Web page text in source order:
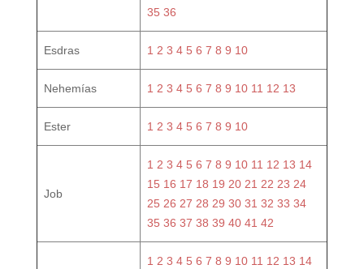
35 36
Esdras 1 2 3 4 5 6 7 8 9 10
Nehemías 1 2 3 4 5 6 7 8 9 10 11 12 13
Ester 1 2 3 4 5 6 7 8 9 10
Job
1 2 3 4 5 6 7 8 9 10 11 12 13 14
15 16 17 18 19 20 21 22 23 24
25 26 27 28 29 30 31 32 33 34
35 36 37 38 39 40 41 42
1 2 3 4 5 6 7 8 9 10 11 12 13 14